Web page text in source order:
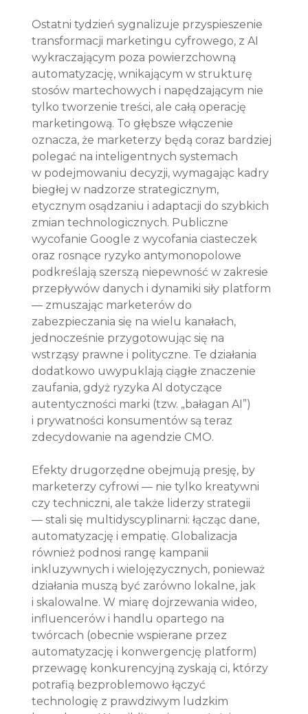
Ostatni tydzień sygnalizuje przyspieszenie
transformacji marketingu cyfrowego, z AI
wykraczającym poza powierzchowną
automatyzację, wnikającym w strukturę
stosów martechowych i napędzającym nie
tylko tworzenie treści, ale całą operację
marketingową. To głębsze włączenie
oznacza, że marketerzy będą coraz bardziej
polegać na inteligentnych systemach
w podejmowaniu decyzji, wymagając kadry
biegłej w nadzorze strategicznym,
etycznym osądzaniu i adaptacji do szybkich
zmian technologicznych. Publiczne
wycofanie Google z wycofania ciasteczek
oraz rosnące ryzyko antymonopolowe
podkreślają szerszą niepewność w zakresie
przepływów danych i dynamiki siły platform
— zmuszając marketerów do
zabezpieczania się na wielu kanałach,
jednocześnie przygotowując się na
wstrząsy prawne i polityczne. Te działania
dodatkowo uwypuklają ciągłe znaczenie
zaufania, gdyż ryzyka AI dotyczące
autentyczności marki (tzw. „bałagan AI”)
i prywatności konsumentów są teraz
zdecydowanie na agendzie CMO.
Efekty drugorzędne obejmują presję, by
marketerzy cyfrowi — nie tylko kreatywni
czy techniczni, ale także liderzy strategii
— stali się multidyscyplinarni: łącząc dane,
automatyzację i empatię. Globalizacja
również podnosi rangę kampanii
inkluzywnych i wielojęzycznych, ponieważ
działania muszą być zarówno lokalne, jak
i skalowalne. W miarę dojrzewania wideo,
influencerów i handlu opartego na
twórcach (obecnie wspierane przez
automatyzację i konwergencję platform)
przewagę konkurencyjną zyskają ci, którzy
potrafią bezproblemowo łączyć
technologię z prawdziwym ludzkim